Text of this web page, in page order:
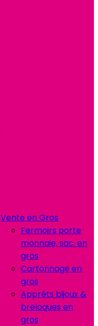
Vente en Gros
Fermoirs porte
monnaie, sac. en
gros
Cartonnage en
gros
Apprêts bijoux &
breloques en
gros